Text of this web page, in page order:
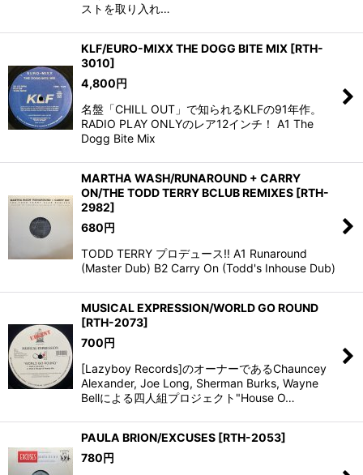
ストを取り入れ…
KLF/EURO-MIXX THE DOGG BITE MIX [RTH-
3010]
4,800円
名盤「CHILL OUT」で知られるKLFの91年作。
RADIO PLAY ONLYのレア12インチ！ A1 The
Dogg Bite Mix
MARTHA WASH/RUNAROUND + CARRY
ON/THE TODD TERRY BCLUB REMIXES [RTH-
2982]
680円
TODD TERRY プロデュース!! A1 Runaround
(Master Dub) B2 Carry On (Todd's Inhouse Dub)
MUSICAL EXPRESSION/WORLD GO ROUND
[RTH-2073]
700円
[Lazyboy Records]のオーナーであるChauncey
Alexander, Joe Long, Sherman Burks, Wayne
Bellによる四人組プロジェクト"House O…
PAULA BRION/EXCUSES [RTH-2053]
780円